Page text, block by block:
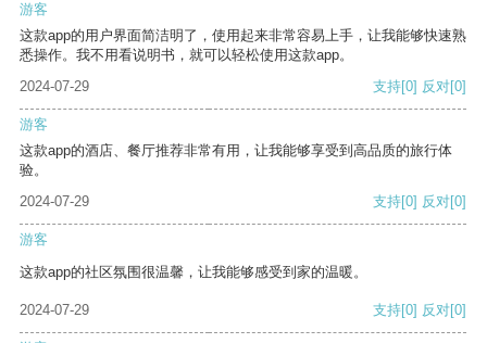
游客
这款app的用户界面简洁明了，使用起来非常容易上手，让我能够快速熟
悉操作。我不用看说明书，就可以轻松使用这款app。
2024-07-29
支持[0] 反对[0]
游客
这款app的酒店、餐厅推荐非常有用，让我能够享受到高品质的旅行体
验。
2024-07-29
支持[0] 反对[0]
游客
这款app的社区氛围很温馨，让我能够感受到家的温暖。
2024-07-29 支持[0] 反对[0]